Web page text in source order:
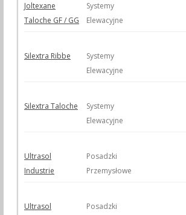
Joltexane
Taloche GF / GG
Systemy
Elewacyjne
Silextra Ribbe
Systemy
Elewacyjne
Silextra Taloche
Systemy
Elewacyjne
Ultrasol
Industrie
Posadzki
Przemysłowe
Ultrasol
Posadzki